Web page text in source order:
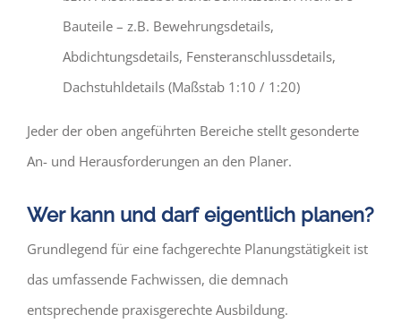
Bauteile – z.B. Bewehrungsdetails,
Abdichtungsdetails, Fensteranschlussdetails,
Dachstuhldetails (Maßstab 1:10 / 1:20)
Jeder der oben angeführten Bereiche stellt gesonderte
An- und Herausforderungen an den Planer.
Wer kann und darf eigentlich planen?
Grundlegend für eine fachgerechte Planungstätigkeit ist
das umfassende Fachwissen, die demnach
entsprechende praxisgerechte Ausbildung.